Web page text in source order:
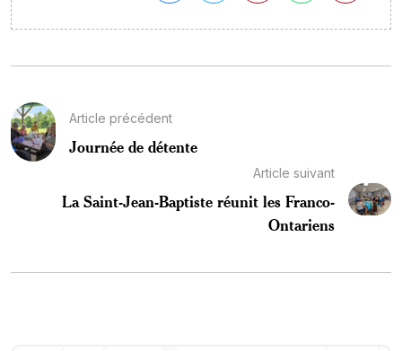
Article précédent
Journée de détente
Article suivant
La Saint-Jean-Baptiste réunit les Franco-
Ontariens